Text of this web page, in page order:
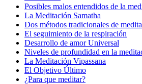
Posibles malos entendidos de la
La Meditación Samatha
Dos métodos tradicionales de
El seguimiento de la respiración
Desarrollo de amor Universal
Niveles de profundidad en la
La Meditación Vipassana
El Objetivo Último
¿Para que meditar?